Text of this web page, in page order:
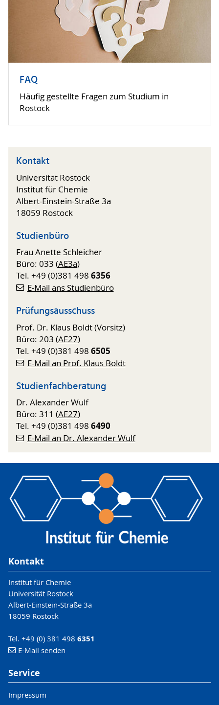
FAQ
Häufig gestellte Fragen zum Studium in
Rostock
Kontakt
Universität Rostock
Institut für Chemie
Albert-Einstein-Straße 3a
18059 Rostock
Studienbüro
Frau Anette Schleicher
Büro: 033 (AE3a)
Tel. +49 (0)381 498 6356
E-Mail ans Studienbüro
Prüfungsausschuss
Prof. Dr. Klaus Boldt (Vorsitz)
Büro: 203 (AE27)
Tel. +49 (0)381 498 6505
E-Mail an Prof. Klaus Boldt
Studienfachberatung
Dr. Alexander Wulf
Büro: 311 (AE27)
Tel. +49 (0)381 498 6490
E-Mail an Dr. Alexander Wulf
Kontakt
Institut für Chemie
Universität Rostock
Albert-Einstein-Straße 3a
18059 Rostock
Tel. +49 (0) 381 498 6351
E-Mail senden
Service
Impressum